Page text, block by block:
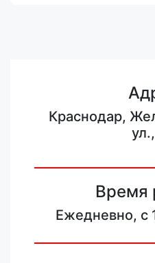
Краснодар,
Время
Ежедневно, с